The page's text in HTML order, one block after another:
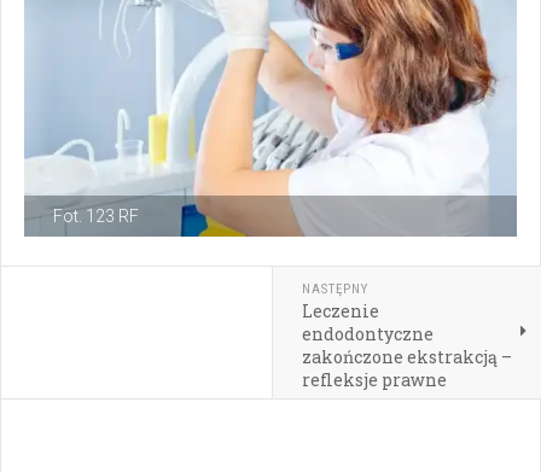
Fot. 123 RF
NASTĘPNY
Leczenie
endodontyczne
zakończone ekstrakcją –
refleksje prawne